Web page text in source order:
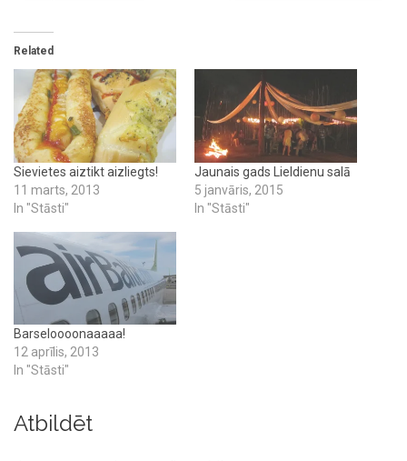
Related
Sievietes aiztikt aizliegts!
11 marts, 2013
In "Stāsti"
Jaunais gads Lieldienu salā
5 janvāris, 2015
In "Stāsti"
Barseloooonaaaaa!
12 aprīlis, 2013
In "Stāsti"
Atbildēt